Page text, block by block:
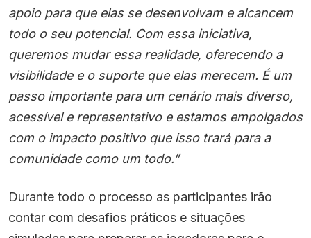
apoio para que elas se desenvolvam e alcancem
todo o seu potencial. Com essa iniciativa,
queremos mudar essa realidade, oferecendo a
visibilidade e o suporte que elas merecem. É um
passo importante para um cenário mais diverso,
acessível e representativo e estamos empolgados
com o impacto positivo que isso trará para a
comunidade como um todo.”
Durante todo o processo as participantes irão
contar com desafios práticos e situações